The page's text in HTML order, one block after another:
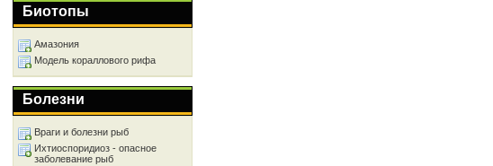
Биотопы
Амазония
Модель кораллового рифа
Болезни
Враги и болезни рыб
Ихтиоспоридиоз - опасное
заболевание рыб